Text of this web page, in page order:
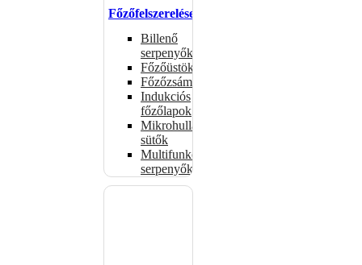
Főzőfelszerelések
Billenő
serpenyők
Főzőüstök
Főzőzsámolyok
Indukciós
főzőlapok
Mikrohullámú
sütők
Multifunkciós
serpenyők